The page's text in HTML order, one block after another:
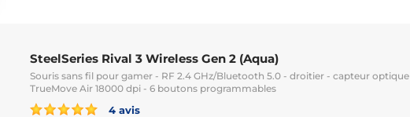
SteelSeries Rival 3 Wireless Gen 2 (Aqua)
Souris sans fil pour gamer - RF 2.4 GHz/Bluetooth 5.0 - droitier - capteur optique
TrueMove Air 18000 dpi - 6 boutons programmables
4 avis